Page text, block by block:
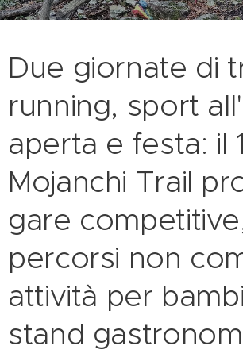
Due giornate di
running, sport
aperta e festa: il
Mojanchi Trail
gare
percorsi non
attività per
stand